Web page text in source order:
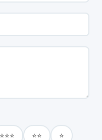
⭐⭐⭐ ⭐⭐ ⭐